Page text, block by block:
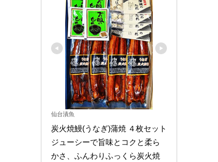
仙台漬魚
炭火焼鰻(うなぎ)蒲焼 ４枚セット
ジューシーで旨味とコクと柔ら
かさ、ふんわりふっくら炭火焼